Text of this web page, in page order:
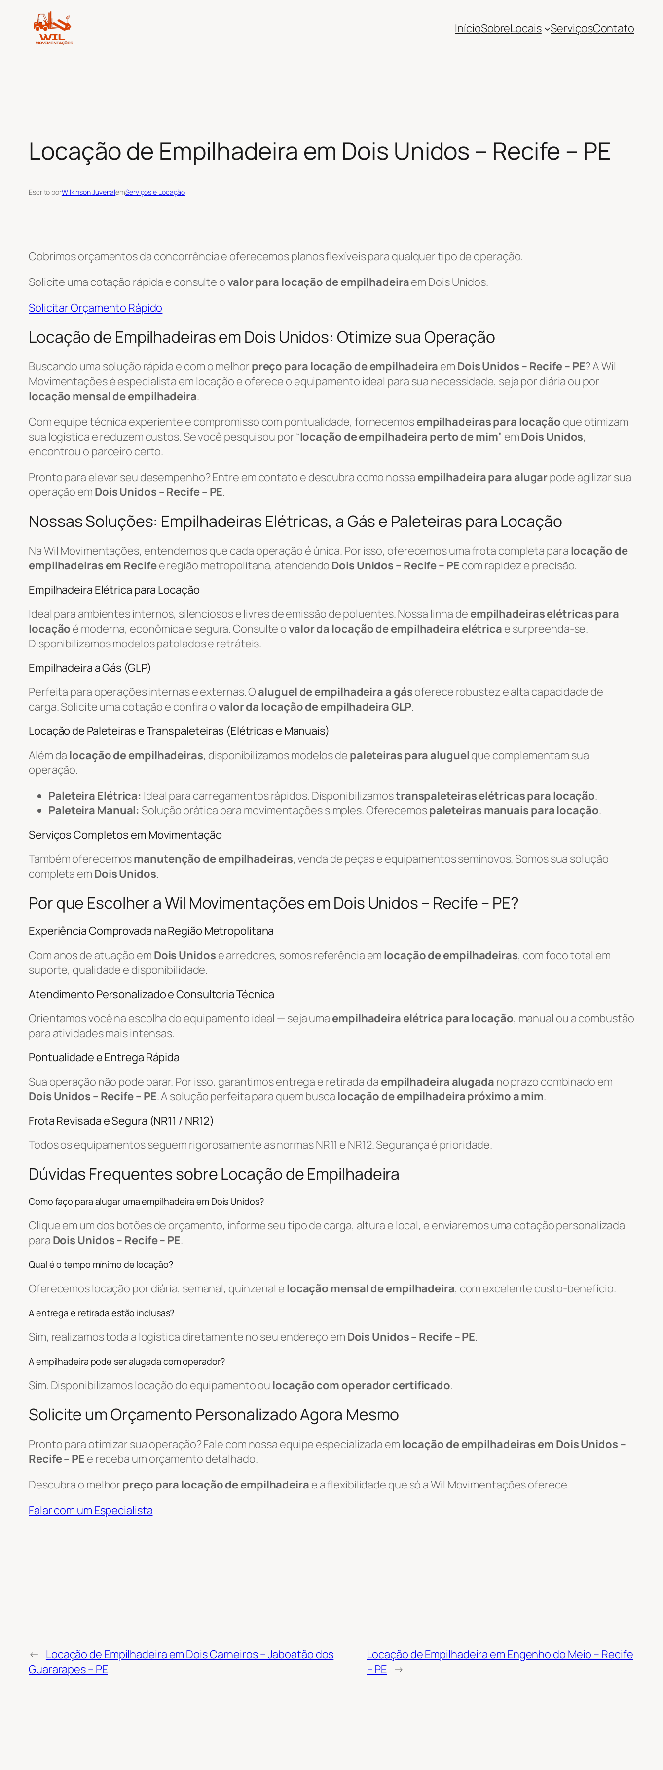
InícioSobreLocais ServiçosContato
Locação de Empilhadeira em Dois Unidos – Recife – PE
Escrito porWilkinson JuvenalemServiços e Locação
Cobrimos orçamentos da concorrência e oferecemos planos flexíveis para qualquer tipo de operação.
Solicite uma cotação rápida e consulte ovalor para locação de empilhadeiraem Dois Unidos.
Solicitar Orçamento Rápido
Locação de Empilhadeiras em Dois Unidos: Otimize sua Operação
Buscando uma solução rápida e com o melhor preço para locação de empilhadeira em Dois Unidos – Recife – PE? A Wil
Movimentações é especialista em locação e oferece o equipamento ideal para sua necessidade, seja por diária ou por
locação mensal de empilhadeira.
Com equipe técnica experiente e compromisso com pontualidade, fornecemosempilhadeiras para locação que otimizam
sua logística e reduzem custos. Se você pesquisou por “locação de empilhadeira perto de mim” emDois Unidos,
encontrou o parceiro certo.
Pronto para elevar seu desempenho? Entre em contato e descubra como nossa empilhadeira para alugarpode agilizar sua
operação em Dois Unidos – Recife – PE.
Nossas Soluções: Empilhadeiras Elétricas, a Gás e Paleteiras para Locação
Na Wil Movimentações, entendemos que cada operação é única. Por isso, oferecemos uma frota completa para locação de
empilhadeiras em Recifee região metropolitana, atendendo Dois Unidos – Recife – PE com rapidez e precisão.
Empilhadeira Elétrica para Locação
Ideal para ambientes internos, silenciosos e livres de emissão de poluentes. Nossa linha de empilhadeiras elétricas para
locação é moderna, econômica e segura. Consulte ovalor da locação de empilhadeira elétrica e surpreenda-se.
Disponibilizamos modelos patolados e retráteis.
Empilhadeira a Gás (GLP)
Perfeita para operações internas e externas. O aluguel de empilhadeira a gásoferece robustez e alta capacidade de
carga. Solicite uma cotação e confira ovalor da locação de empilhadeira GLP.
Locação de Paleteiras e Transpaleteiras (Elétricas e Manuais)
Além da locação de empilhadeiras, disponibilizamos modelos de paleteiras para aluguelque complementam sua
operação.
Paleteira Elétrica: Ideal para carregamentos rápidos. Disponibilizamostranspaleteiras elétricas para locação.
Paleteira Manual: Solução prática para movimentações simples. Oferecemospaleteiras manuais para locação.
Serviços Completos em Movimentação
Também oferecemosmanutenção de empilhadeiras, venda de peças e equipamentos seminovos. Somos sua solução
completa em Dois Unidos.
Por que Escolher a Wil Movimentações em Dois Unidos – Recife – PE?
Experiência Comprovada na Região Metropolitana
Com anos de atuação em Dois Unidos e arredores, somos referência em locação de empilhadeiras, com foco total em
suporte, qualidade e disponibilidade.
Atendimento Personalizado e Consultoria Técnica
Orientamos você na escolha do equipamento ideal — seja uma empilhadeira elétrica para locação, manual ou a combustão
para atividades mais intensas.
Pontualidade e Entrega Rápida
Sua operação não pode parar. Por isso, garantimos entrega e retirada da empilhadeira alugada no prazo combinado em
Dois Unidos – Recife – PE. A solução perfeita para quem busca locação de empilhadeira próximo a mim.
Frota Revisada e Segura (NR11 / NR12)
Todos os equipamentos seguem rigorosamente as normas NR11 e NR12. Segurança é prioridade.
Dúvidas Frequentes sobre Locação de Empilhadeira
Como faço para alugar uma empilhadeira em Dois Unidos?
Clique em um dos botões de orçamento, informe seu tipo de carga, altura e local, e enviaremos uma cotação personalizada
para Dois Unidos – Recife – PE.
Qual é o tempo mínimo de locação?
Oferecemos locação por diária, semanal, quinzenal e locação mensal de empilhadeira, com excelente custo-benefício.
A entrega e retirada estão inclusas?
Sim, realizamos toda a logística diretamente no seu endereço em Dois Unidos – Recife – PE.
A empilhadeira pode ser alugada com operador?
Sim. Disponibilizamos locação do equipamento ou locação com operador certificado.
Solicite um Orçamento Personalizado Agora Mesmo
Pronto para otimizar sua operação? Fale com nossa equipe especializada em locação de empilhadeiras em Dois Unidos –
Recife – PE e receba um orçamento detalhado.
Descubra o melhor preço para locação de empilhadeira e a flexibilidade que só a Wil Movimentações oferece.
Falar com um Especialista
← Locação de Empilhadeira em Dois Carneiros – Jaboatão dos
Guararapes – PE
Locação de Empilhadeira em Engenho do Meio – Recife
– PE →